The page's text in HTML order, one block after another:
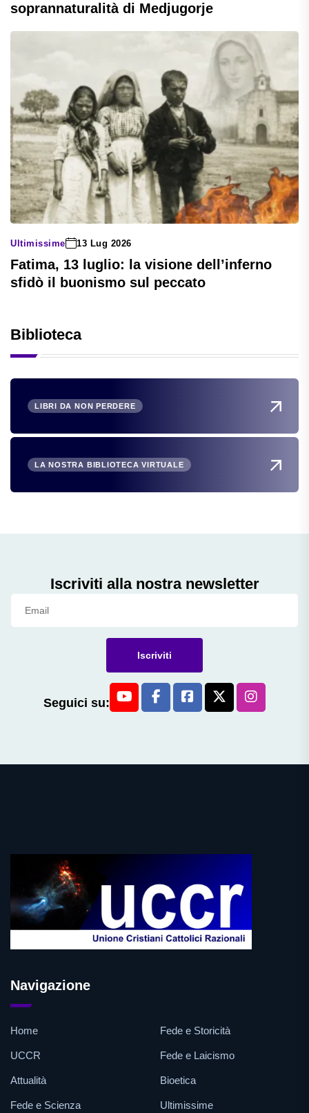
soprannaturalità di Medjugorje
Ultimissime 13 Lug 2026
Fatima, 13 luglio: la visione dell’inferno
sfidò il buonismo sul peccato
Biblioteca
LIBRI DA NON PERDERE
LA NOSTRA BIBLIOTECA VIRTUALE
Iscriviti alla nostra newsletter
Iscriviti
Seguici su:
Navigazione
Home
UCCR
Attualità
Fede e Scienza
Fede e Storicità
Fede e Laicismo
Bioetica
Ultimissime